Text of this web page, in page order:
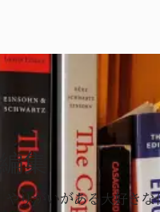
集
やりがいがある大好きな